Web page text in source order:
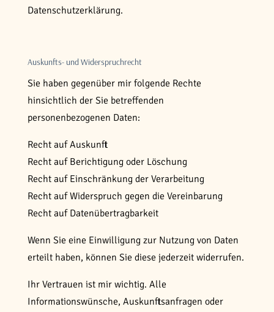
Datenschutzerklärung.
Auskunfts- und Widerspruchrecht
Sie haben gegenüber mir folgende Rechte
hinsichtlich der Sie betreffenden
personenbezogenen Daten:
Recht auf Auskunft
Recht auf Berichtigung oder Löschung
Recht auf Einschränkung der Verarbeitung
Recht auf Widerspruch gegen die Vereinbarung
Recht auf Datenübertragbarkeit
Wenn Sie eine Einwilligung zur Nutzung von Daten
erteilt haben, können Sie diese jederzeit widerrufen.
Ihr Vertrauen ist mir wichtig. Alle
Informationswünsche, Auskunftsanfragen oder